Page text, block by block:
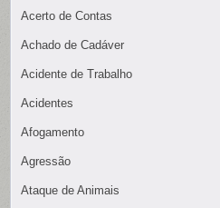
Acerto de Contas
Achado de Cadáver
Acidente de Trabalho
Acidentes
Afogamento
Agressão
Ataque de Animais